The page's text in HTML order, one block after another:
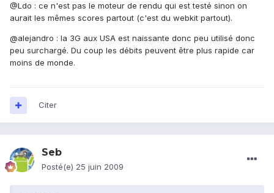
@Ldo : ce n'est pas le moteur de rendu qui est testé sinon on
aurait les mêmes scores partout (c'est du webkit partout).
@alejandro : la 3G aux USA est naissante donc peu utilisé donc
peu surchargé. Du coup les débits peuvent être plus rapide car
moins de monde.
Citer
Seb
Posté(e) 25 juin 2009